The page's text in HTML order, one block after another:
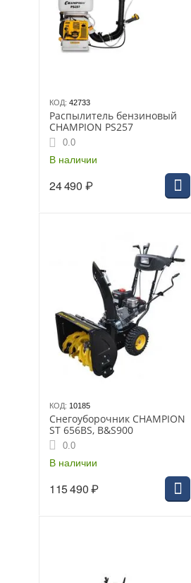
КОД: 42733
Распылитель бензиновый
CHAMPION PS257
0.0
В наличии
24 490 ₽
КОД: 10185
Снегоуборочник CHAMPION
ST 656BS, B&S900
0.0
В наличии
115 490₽